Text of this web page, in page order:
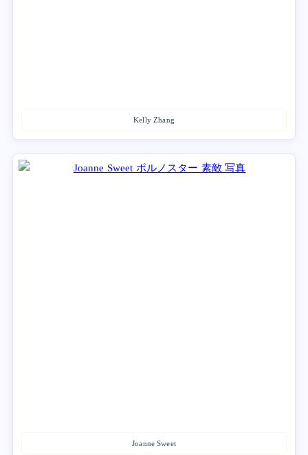
Kelly Zhang
Joanne Sweet